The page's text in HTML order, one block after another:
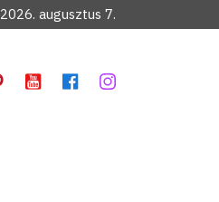
2026. augusztus 7.